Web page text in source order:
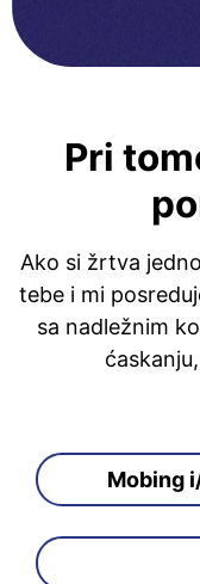
Pri
Ako si žrtva
tebe i mi
sa nadležnim
Mobing